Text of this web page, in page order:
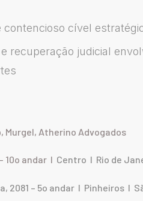
contencioso cível
recuperação judicial
Murgel, Atherino Advogados
10o andar I Centro I Rio de
2081 – 5o andar I Pinheiros I